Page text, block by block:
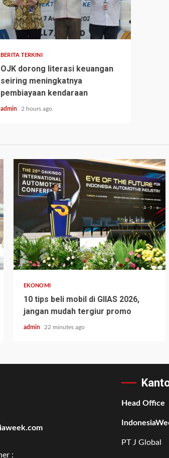
BERITA TERKINI
OJK dorong literasi keuangan
seiring meningkatnya
pembiayaan kendaraan
admin 2 hours ago
EKONOMI
10 tips beli mobil di GIIAS 2026,
jangan mudah tergiur promo
admin 22 minutes ago
:
Head Office
PT J Global